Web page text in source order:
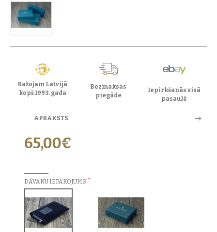
Ražojam Latvijā
kopš 1993. gada
Bezmaksas
piegāde
Iepirkšanās visā
pasaulē
APRAKSTS
65,00€
DĀVANU IEPAKOJUMS